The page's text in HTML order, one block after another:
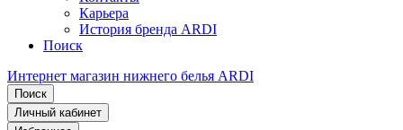
Карьера
История бренда ARDI
Поиск
Интернет магазин нижнего белья ARDI
Поиск
Личный кабинет